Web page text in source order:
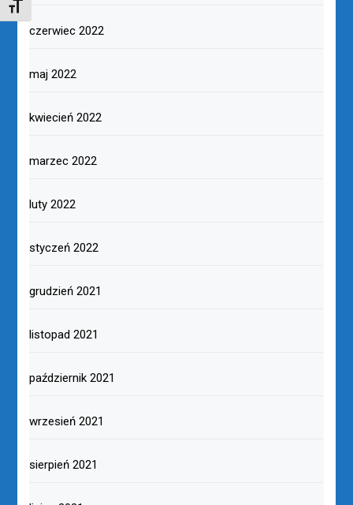
TOGGLE FONT SIZE
czerwiec 2022
maj 2022
kwiecień 2022
marzec 2022
luty 2022
styczeń 2022
grudzień 2021
listopad 2021
październik 2021
wrzesień 2021
sierpień 2021